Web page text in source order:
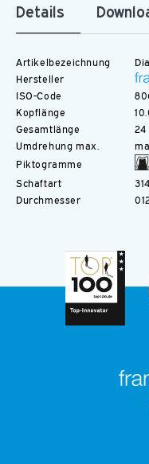
Details
Artikelbezeichnung
Hersteller
ISO-Code
Kopflänge
Gesamtlänge
24
Umdrehung max.
Piktogramme
Schaftart
314
Durchmesser